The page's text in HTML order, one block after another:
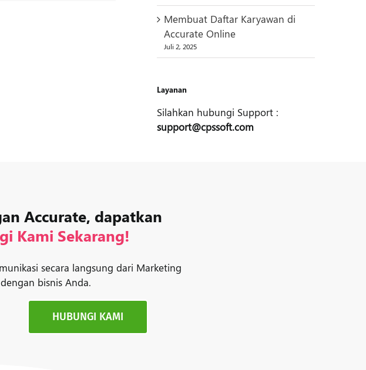
Membuat Daftar Karyawan di
Accurate Online
Juli 2, 2025
Layanan
Silahkan hubungi Support :
support@cpssoft.com
Accurate, dapatkan
Kami Sekarang!
secara langsung dari Marketing
bisnis Anda.
HUBUNGI KAMI